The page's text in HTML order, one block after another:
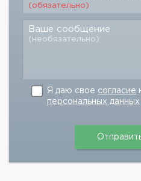
(обязательно)
Ваше сообщение
(необязательно)
Я даю свое согласие
персональных данных